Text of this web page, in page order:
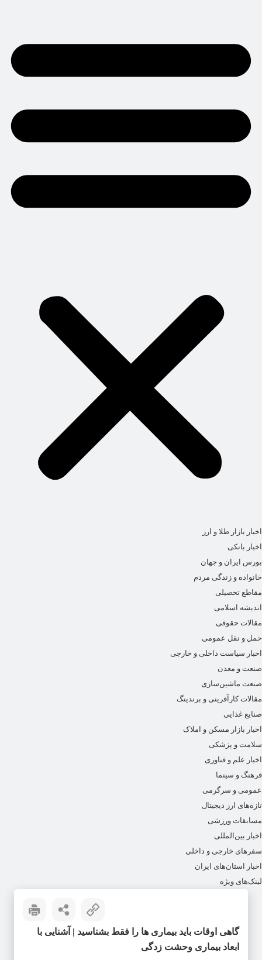
اخبار بازار طلا و ارز
اخبار بانکی
بورس ایران و جهان
خانواده و زندگی مردم
مقاطع تحصیلی
اندیشه اسلامی
مقالات حقوقی
حمل و نقل عمومی
اخبار سیاست داخلی و خارجی
صنعت و معدن
صنعت ماشین‌سازی
مقالات کارآفرینی و برندینگ
صنایع غذایی
اخبار بازار مسکن و املاک
سلامت و پزشکی
اخبار علم و فناوری
فرهنگ و سینما
عمومی و سرگرمی
تازه‌های ارز دیجیتال
مسابقات ورزشی
اخبار بین‌المللی
سفرهای خارجی و داخلی
اخبار استان‌های ایران
لینک‌های ویژه
گاهی اوقات باید بیماری ها را فقط بشناسید | آشنایی با
ابعاد بیماری وحشت زدگی